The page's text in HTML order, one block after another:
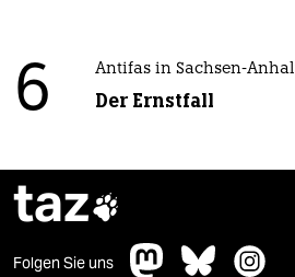
6 Antifas in Sachsen-
Der Ernstfall
taz
Folgen Sie uns